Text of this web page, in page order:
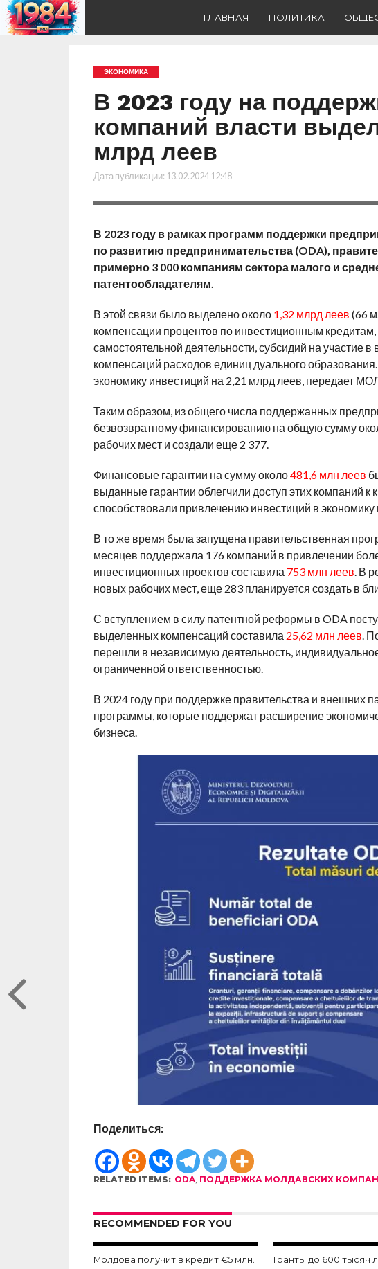
ГЛАВНАЯ ПОЛИТИКА
ЭКОНОМИКА
В 2023 году на
компаний власти
млрд леев
Дата публикации: 13.02.2024 12:48
В 2023 году в рамках программ поддержки
по развитию предпринимательства (ODA),
примерно 3 000 компаниям сектора малого и
патентообладателям.
В этой связи было выделено около1,32 млрд леев (66
компенсации процентов по инвестиционным
самостоятельной деятельности, субсидий на участие
компенсаций расходов единиц дуального
экономику инвестиций на 2,21 млрд леев, передает
Таким образом, из общего числа поддержанных
безвозвратному финансированию на общую сумму
рабочих мест и создали еще 2 377.
Финансовые гарантии на сумму около481,6 млн леев
выданные гарантии облегчили доступ этих компаний к
способствовали привлечению инвестиций в экономику
В то же время была запущена правительственная
месяцев поддержала 176 компаний в привлечении
инвестиционных проектов составила 753 млн леев. В
новых рабочих мест, еще 283 планируется создать в
С вступлением в силу патентной реформы в ODA
выделенных компенсаций составила 25,62 млн леев.
перешли в независимую деятельность,
ограниченной ответственностью.
В 2024 году при поддержке правительства и внешних
программы, которые поддержат расширение
бизнеса.
Поделиться:
RELATED ITEMS: ODA, ПОДДЕРЖКА МОЛДАВСКИХ
RECOMMENDED FOR YOU
Молдова получит в кредит €5 млн.
Гранты до 600 тысяч